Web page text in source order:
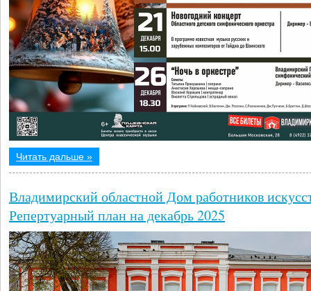
Читать дальше »
Владимирский областной Дом работников
Репертуарный план на декабрь 2025